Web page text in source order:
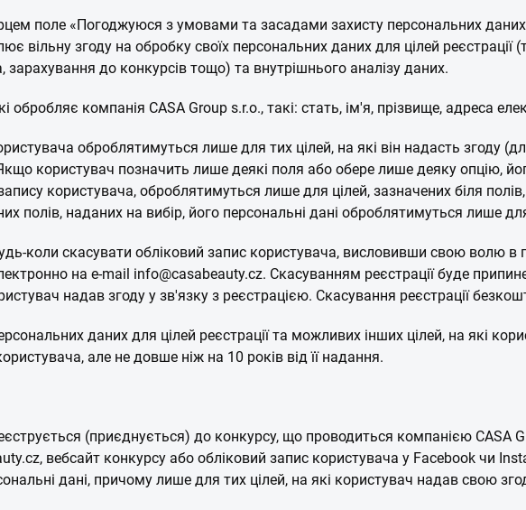
поле «Погоджуюся з умовами та засадами захисту персональних
вільну згоду на обробку своїх персональних даних для цілей реєстрації
зарахування до конкурсів тощо) та внутрішнього аналізу даних.
обробляє компанія CASA Group s.r.o., такі: стать, ім'я, прізвище, адреса
оброблятимуться лише для тих цілей, на які він надасть згоду
користувач позначить лише деякі поля або обере лише деяку опцію,
користувача, оброблятимуться лише для цілей, зазначених біля
полів, наданих на вибір, його персональні дані оброблятимуться лише для
коли скасувати обліковий запис користувача, висловивши свою волю в
на e-mail info@casabeauty.cz. Скасуванням реєстрації буде
надав згоду у зв'язку з реєстрацією. Скасування реєстрації
даних для цілей реєстрації та можливих інших цілей, на які
але не довше ніж на 10 років від її надання.
(приєднується) до конкурсу, що проводиться компанією CASA
вебсайт конкурсу або обліковий запис користувача у Facebook чи
дані, причому лише для тих цілей, на які користувач надав свою